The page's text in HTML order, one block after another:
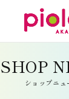
ショップニュ